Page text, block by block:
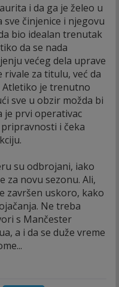
i da ga je želeo u
činjenice i njegovu
bio idealan trenutak
da se nada
većeg dela uprave
za titulu, već da
Atletiko je trenutno
sve u obzir možda bi
je prvi operativac
i čeka
su odbrojani, iako
za novu sezonu. Ali,
završen uskoro, kako
Ne treba
s Mančester
a i da se duže vreme